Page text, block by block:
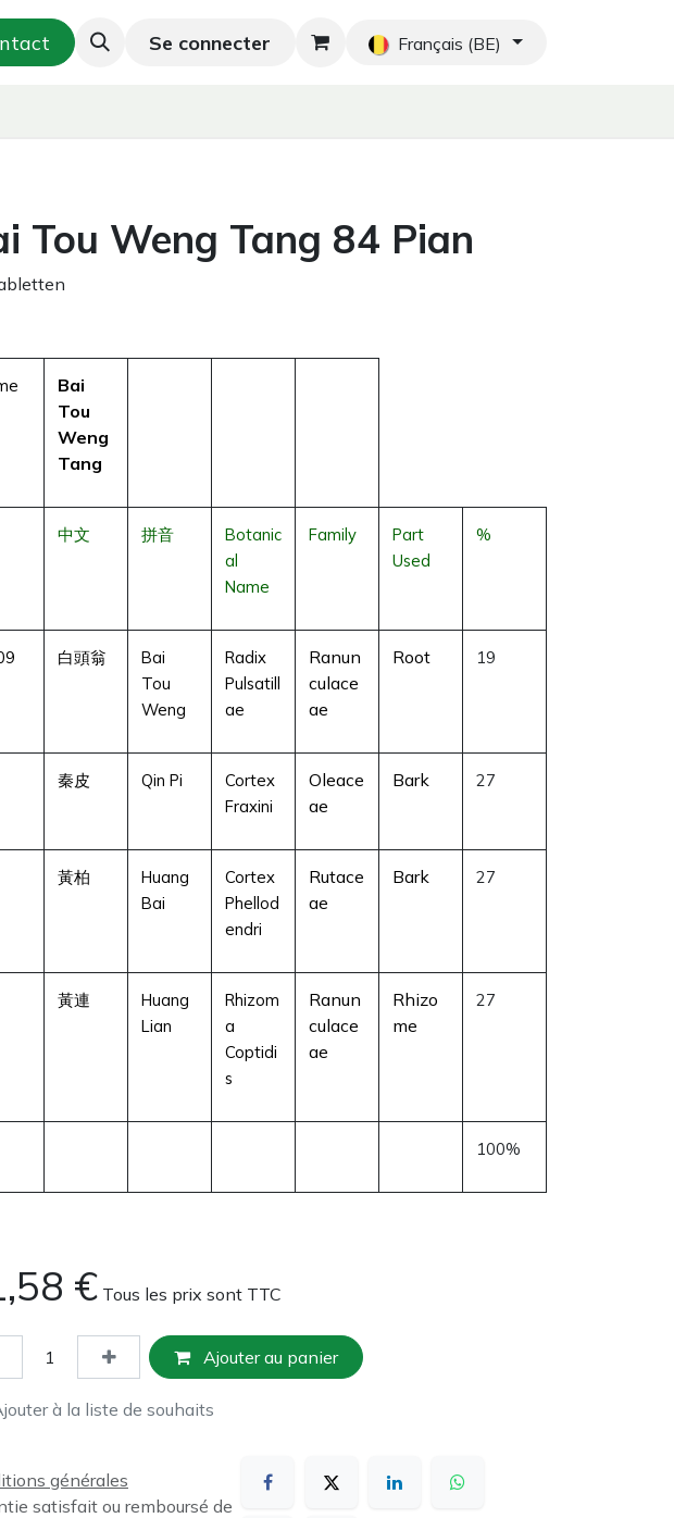
de la peau Thés orientaux Nouveau Blog
Se connecter Français (BE)
Tou Weng Tang 84 Pian
Bai
Tou
Weng
Tang
中文 拼音
Botanic
al
Name
Family
Part
Used
%
白頭翁
Bai
Tou
Weng
Radix
Pulsatill
ae
Ranun
culace
ae
Root 19
秦皮 Qin Pi
Cortex
Fraxini
Oleace
ae
Bark 27
黃柏
Huang
Bai
Cortex
Phellod
endri
Rutace
ae
Bark 27
黃連
Huang
Lian
Rhizom
a
Coptidi
s
Ranun
culace
ae
Rhizo
me
27
100%
€ Tous les prix sont TTC
Ajouter au panier
à la liste de souhaits
générales
satisfait ou remboursé de